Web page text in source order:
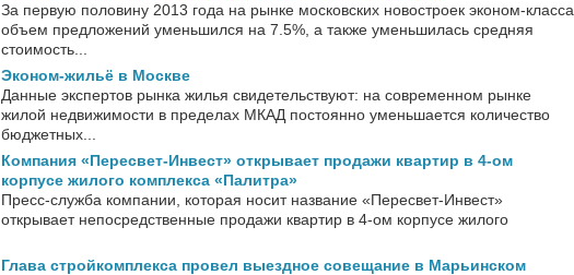
За первую половину 2013 года на рынке московских новостроек эконом-класса
объем предложений уменьшился на 7.5%, а также уменьшилась средняя
стоимость...
Эконом-жильё в Москве
Данные экспертов рынка жилья свидетельствуют: на современном рынке
жилой недвижимости в пределах МКАД постоянно уменьшается количество
бюджетных...
Компания «Пересвет-Инвест» открывает продажи квартир в 4-ом
корпусе жилого комплекса «Палитра»
Пресс-служба компании, которая носит название «Пересвет-Инвест»
открывает непосредственные продажи квартир в 4-ом корпусе жилого
Глава стройкомплекса провел выездное совещание в Марьинском